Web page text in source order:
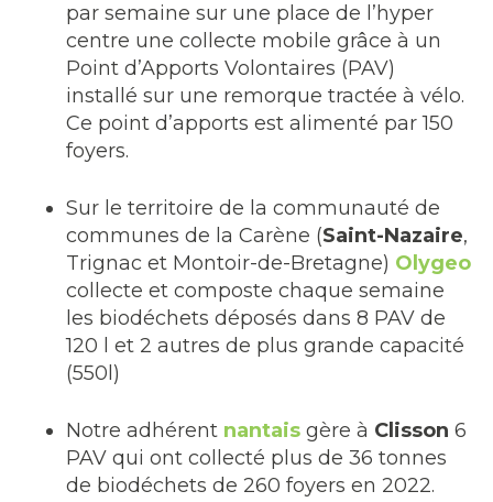
par semaine sur une place de l’hyper
centre une collecte mobile grâce à un
Point d’Apports Volontaires (PAV)
installé sur une remorque tractée à vélo.
Ce point d’apports est alimenté par 150
foyers.
Sur le territoire de la communauté de
communes de la Carène (Saint-Nazaire,
Trignac et Montoir-de-Bretagne) Olygeo
collecte et composte chaque semaine
les biodéchets déposés dans 8 PAV de
120 l et 2 autres de plus grande capacité
(550l)
Notre adhérent nantais gère à Clisson 6
PAV qui ont collecté plus de 36 tonnes
de biodéchets de 260 foyers en 2022.